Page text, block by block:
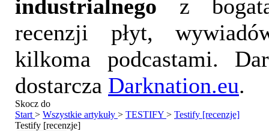
industrialnego z
recenzji płyt,
kilkoma podcastami.
dostarcza Darknation.eu.
Skocz do
Start > Wszystkie artykuły > TESTIFY > Testify [recenzje]
Testify [recenzje]